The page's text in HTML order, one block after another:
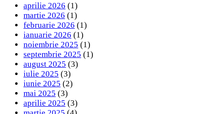
aprilie 2026 (1)
martie 2026 (1)
februarie 2026 (1)
ianuarie 2026 (1)
noiembrie 2025 (1)
septembrie 2025 (1)
august 2025 (3)
iulie 2025 (3)
iunie 2025 (2)
mai 2025 (3)
aprilie 2025 (3)